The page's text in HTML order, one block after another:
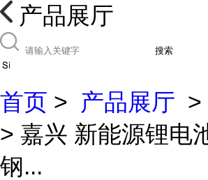
产品展厅
搜索
首页 > 产品展厅 >
> 嘉兴 新能源锂电
钢...